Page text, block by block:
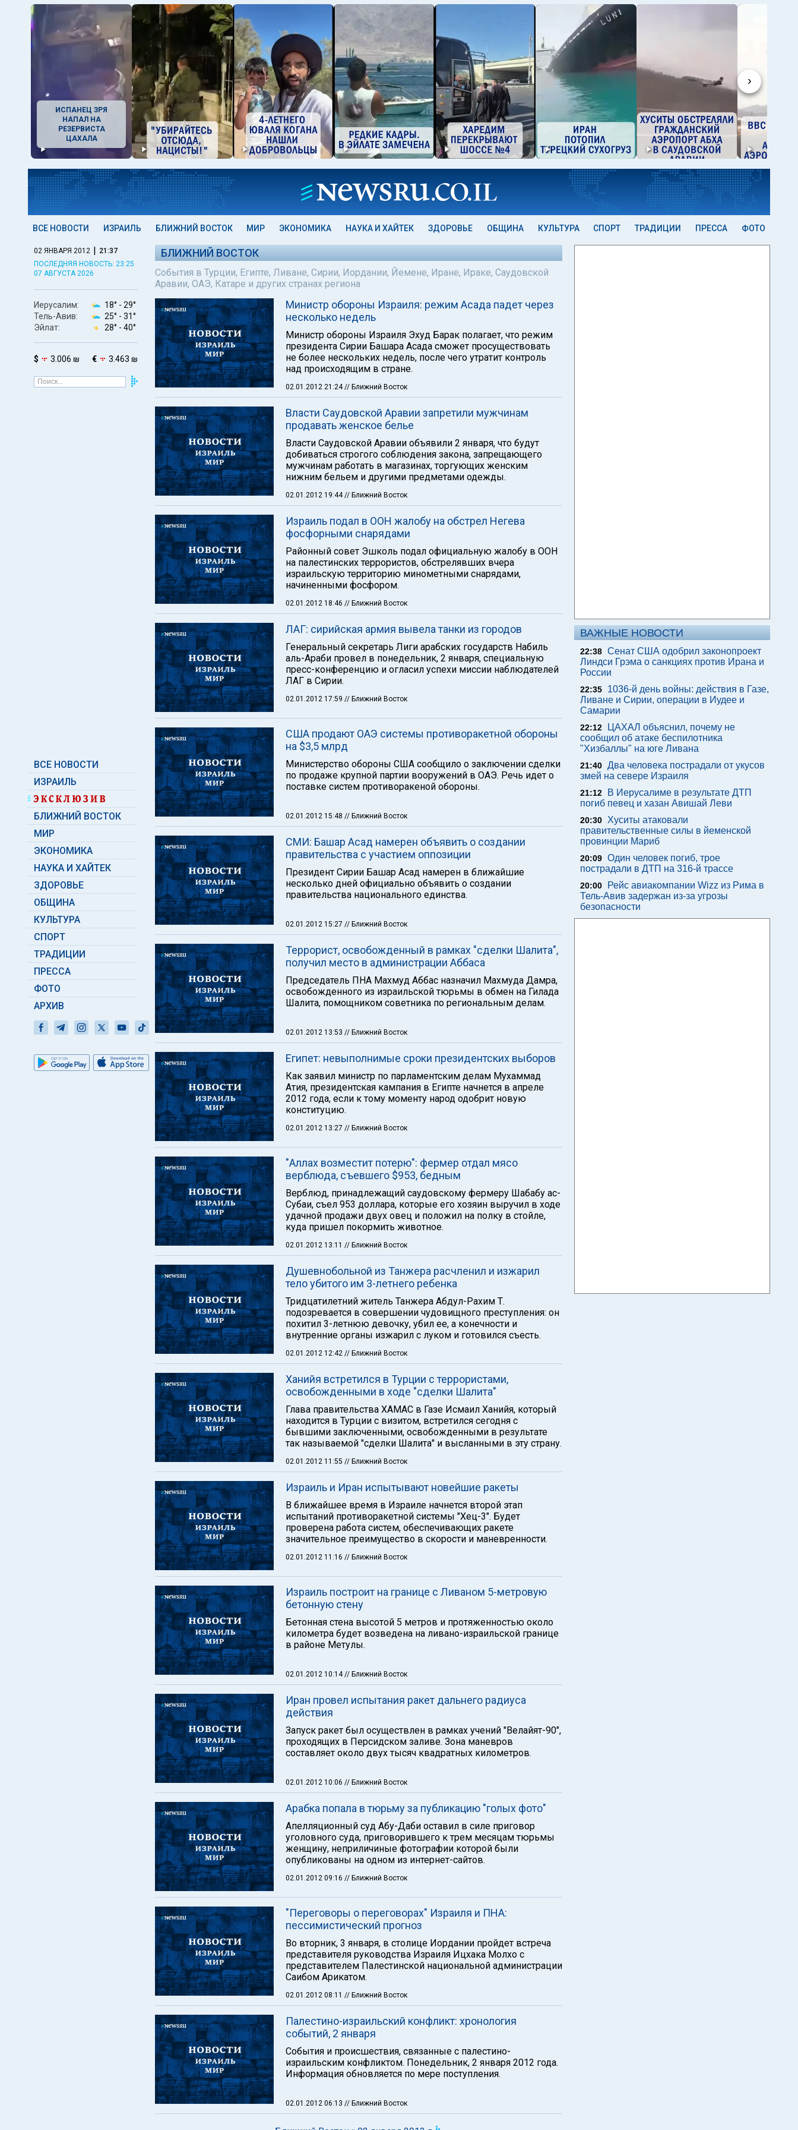
›
ИСПАНЕЦ ЗРЯ
НАПАЛ НА
РЕЗЕРВИСТА
ЦАХАЛА
ВСЕ НОВОСТИ ИЗРАИЛЬ БЛИЖНИЙ ВОСТОК МИР ЭКОНОМИКА НАУКА И ХАЙТЕК ЗДОРОВЬЕ ОБЩИНА КУЛЬТУРА СПОРТ ТРАДИЦИИ ПРЕССА ФОТО
02 ЯНВАРЯ 2012 | 21:37
ПОСЛЕДНЯЯ НОВОСТЬ: 23:25
07 АВГУСТА 2026
Иерусалим: 18° - 29°
Тель-Авив:
25° - 31°
Эйлат:
28° - 40°
$ 3.006 ₪ € 3.463 ₪
ВСЕ НОВОСТИ
ИЗРАИЛЬ
БЛИЖНИЙ ВОСТОК
МИР
ЭКОНОМИКА
НАУКА И ХАЙТЕК
ЗДОРОВЬЕ
ОБЩИНА
КУЛЬТУРА
СПОРТ
ТРАДИЦИИ
ПРЕССА
ФОТО
АРХИВ
БЛИЖНИЙ ВОСТОК
События в Турции, Египте, Ливане, Сирии, Иордании, Йемене, Иране, Ираке, Саудовской
Аравии, ОАЭ, Катаре и других странах региона
Министр обороны Израиля: режим Асада падет через
несколько недель
Министр обороны Израиля Эхуд Барак полагает, что режим
президента Сирии Башара Асада сможет просуществовать
не более нескольких недель, после чего утратит контроль
над происходящим в стране.
02.01.2012 21:24// Ближний Восток
Власти Саудовской Аравии запретили мужчинам
продавать женское белье
Власти Саудовской Аравии объявили 2 января, что будут
добиваться строгого соблюдения закона, запрещающего
мужчинам работать в магазинах, торгующих женским
нижним бельем и другими предметами одежды.
02.01.2012 19:44// Ближний Восток
Израиль подал в ООН жалобу на обстрел Негева
фосфорными снарядами
Районный совет Эшколь подал официальную жалобу в ООН
на палестинских террористов, обстрелявших вчера
израильскую территорию минометными снарядами,
начиненными фосфором.
02.01.2012 18:46 // Ближний Восток
ЛАГ: сирийская армия вывела танки из городов
Генеральный секретарь Лиги арабских государств Набиль
аль-Араби провел в понедельник, 2 января, специальную
пресс-конференцию и огласил успехи миссии наблюдателей
ЛАГ в Сирии.
02.01.2012 17:59 // Ближний Восток
США продают ОАЭ системы противоракетной обороны
на $3,5 млрд
Министерство обороны США сообщило о заключении сделки
по продаже крупной партии вооружений в ОАЭ. Речь идет о
поставке систем противоракеной обороны.
02.01.2012 15:48 // Ближний Восток
СМИ: Башар Асад намерен объявить о создании
правительства с участием оппозиции
Президент Сирии Башар Асад намерен в ближайшие
несколько дней официально объявить о создании
правительства национального единства.
02.01.2012 15:27 // Ближний Восток
Террорист, освобожденный в рамках "сделки Шалита",
получил место в администрации Аббаса
Председатель ПНА Махмуд Аббас назначил Махмуда Дамра,
освобожденного из израильской тюрьмы в обмен на Гилада
Шалита, помощником советника по региональным делам.
02.01.2012 13:53 // Ближний Восток
Египет: невыполнимые сроки президентских выборов
Как заявил министр по парламентским делам Мухаммад
Атия, президентская кампания в Египте начнется в апреле
2012 года, если к тому моменту народ одобрит новую
конституцию.
02.01.2012 13:27 // Ближний Восток
"Аллах возместит потерю": фермер отдал мясо
верблюда, съевшего $953, бедным
Верблюд, принадлежащий саудовскому фермеру Шабабу ас-
Субаи, съел 953 доллара, которые его хозяин выручил в ходе
удачной продажи двух овец и положил на полку в стойле,
куда пришел покормить животное.
02.01.2012 13:11 // Ближний Восток
Душевнобольной из Танжера расчленил и изжарил
тело убитого им 3-летнего ребенка
Тридцатилетний житель Танжера Абдул-Рахим Т.
подозревается в совершении чудовищного преступления: он
похитил 3-летнюю девочку, убил ее, а конечности и
внутренние органы изжарил с луком и готовился съесть.
02.01.2012 12:42 // Ближний Восток
Ханийя встретился в Турции с террористами,
освобожденными в ходе "сделки Шалита"
Глава правительства ХАМАС в Газе Исмаил Ханийя, который
находится в Турции с визитом, встретился сегодня с
бывшими заключенными, освобожденными в результате
так называемой "сделки Шалита" и высланными в эту страну.
02.01.2012 11:55 // Ближний Восток
Израиль и Иран испытывают новейшие ракеты
В ближайшее время в Израиле начнется второй этап
испытаний противоракетной системы "Хец-3". Будет
проверена работа систем, обеспечивающих ракете
значительное преимущество в скорости и маневренности.
02.01.2012 11:16 // Ближний Восток
Израиль построит на границе с Ливаном 5-метровую
бетонную стену
Бетонная стена высотой 5 метров и протяженностью около
километра будет возведена на ливано-израильской границе
в районе Метулы.
02.01.2012 10:14// Ближний Восток
Иран провел испытания ракет дальнего радиуса
действия
Запуск ракет был осуществлен в рамках учений "Велайят-90",
проходящих в Персидском заливе. Зона маневров
составляет около двух тысяч квадратных километров.
02.01.2012 10:06 // Ближний Восток
Арабка попала в тюрьму за публикацию "голых фото"
Апелляционный суд Абу-Даби оставил в силе приговор
уголовного суда, приговорившего к трем месяцам тюрьмы
женщину, неприличиные фотографии которой были
опубликованы на одном из интернет-сайтов.
02.01.2012 09:16 // Ближний Восток
"Переговоры о переговорах" Израиля и ПНА:
пессимистический прогноз
Во вторник, 3 января, в столице Иордании пройдет встреча
представителя руководства Израиля Ицхака Молхо с
представителем Палестинской национальной администрации
Саибом Арикатом.
02.01.2012 08:11 // Ближний Восток
Палестино-израильский конфликт: хронология
событий, 2 января
События и происшествия, связанные с палестино-
израильским конфликтом. Понедельник, 2 января 2012 года.
Информация обновляется по мере поступления.
02.01.2012 06:13 // Ближний Восток
ВАЖНЫЕ НОВОСТИ
22:38 Сенат США одобрил законопроект
Линдси Грэма о санкциях против Ирана и
России
22:35
1036-й день войны: действия в Газе,
Ливане и Сирии, операции в Иудее и
Самарии
22:12
ЦАХАЛ объяснил, почему не
сообщил об атаке беспилотника
"Хизбаллы" на юге Ливана
21:40 Два человека пострадали от укусов
змей на севере Израиля
21:12
В Иерусалиме в результате ДТП
погиб певец и хазан Авишай Леви
20:30
Хуситы атаковали
правительственные силы в йеменской
провинции Мариб
20:09 Один человек погиб, трое
пострадали в ДТП на 316-й трассе
20:00
Рейс авиакомпании Wizz из Рима в
Тель-Авив задержан из-за угрозы
безопасности